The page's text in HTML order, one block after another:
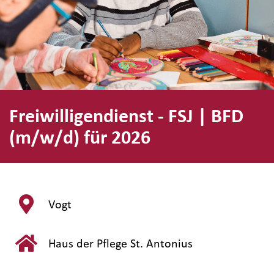
Freiwilligendienst - FSJ | BFD
(m/w/d) für 2026
Vogt
Haus der Pflege St. Antonius